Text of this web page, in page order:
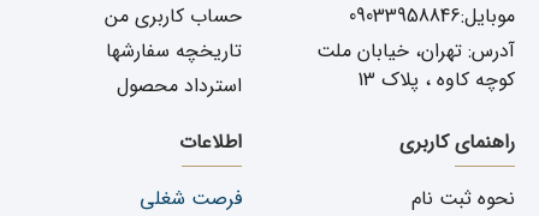
موبایل:09033958846
آدرس: تهران، خیابان ملت
کوچه کاوه ، پلاک 13
حساب کاربری من
تاریخچه سفارشها
استرداد محصول
راهنمای کاربری
نحوه ثبت نام
اطلاعات
فرصت شغلی